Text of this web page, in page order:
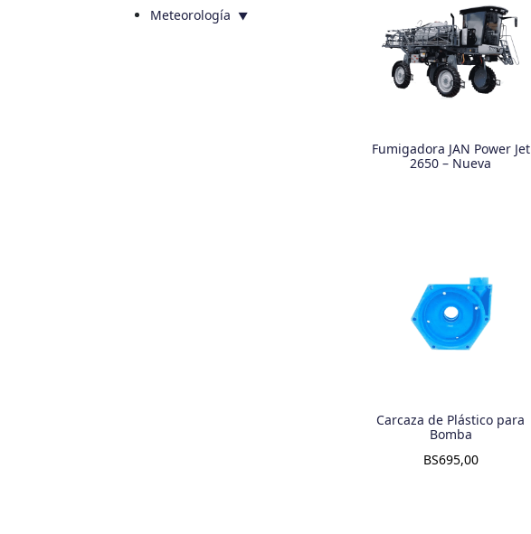
Meteorología
Fumigadora JAN Power Jet
2650 – Nueva
Carcaza de Plástico para
Bomba
BS695,00